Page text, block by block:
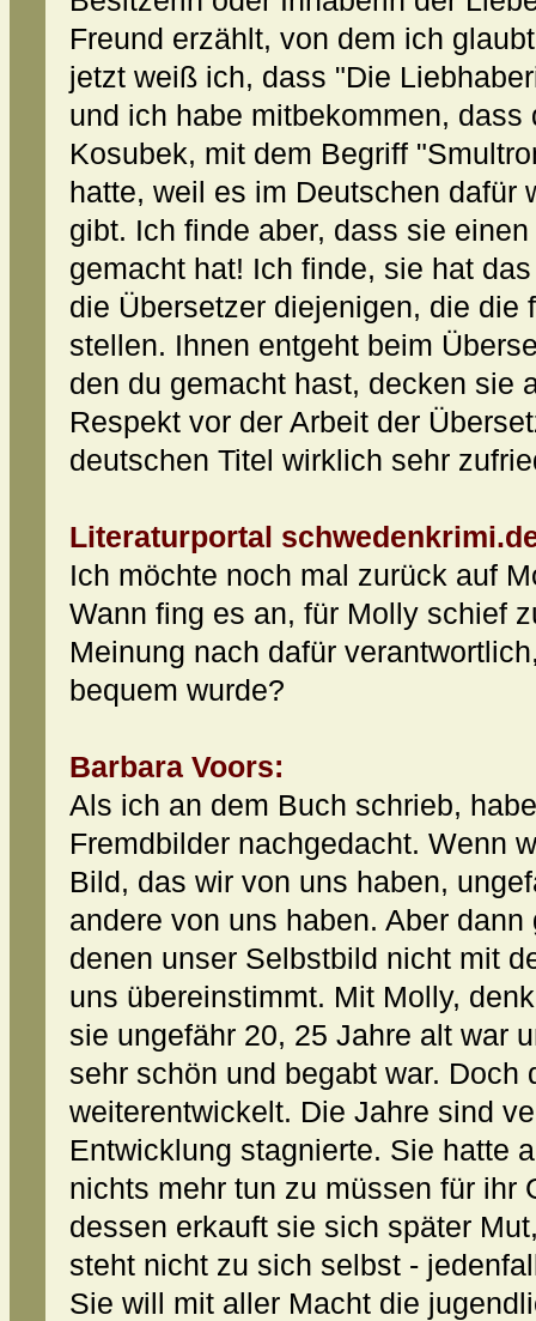
Freund erzählt, von dem ich
jetzt weiß ich, dass "Die
und ich habe mitbekommen,
Kosubek, mit dem Begriff
hatte, weil es im Deutschen dafür
gibt. Ich finde aber, dass sie
gemacht hat! Ich finde, sie hat
die Übersetzer diejenigen, die die
stellen. Ihnen entgeht beim
den du gemacht hast, decken sie
Respekt vor der Arbeit der
deutschen Titel wirklich sehr
Literaturportal
Ich möchte noch mal zurück auf
Wann fing es an, für Molly schief
Meinung nach dafür
bequem wurde?
Barbara Voors:
Als ich an dem Buch schrieb,
Fremdbilder nachgedacht. Wenn
Bild, das wir von uns haben,
andere von uns haben. Aber
denen unser Selbstbild nicht mit
uns übereinstimmt. Mit Molly,
sie ungefähr 20, 25 Jahre alt war
sehr schön und begabt war. Doch
weiterentwickelt. Die Jahre sind
Entwicklung stagnierte. Sie hatte
nichts mehr tun zu müssen für ihr
dessen erkauft sie sich später
steht nicht zu sich selbst -
Sie will mit aller Macht die